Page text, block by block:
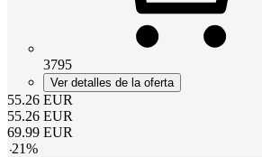
3795
Ver detalles de la oferta
55.26 EUR
55.26 EUR
69.99 EUR
-21%